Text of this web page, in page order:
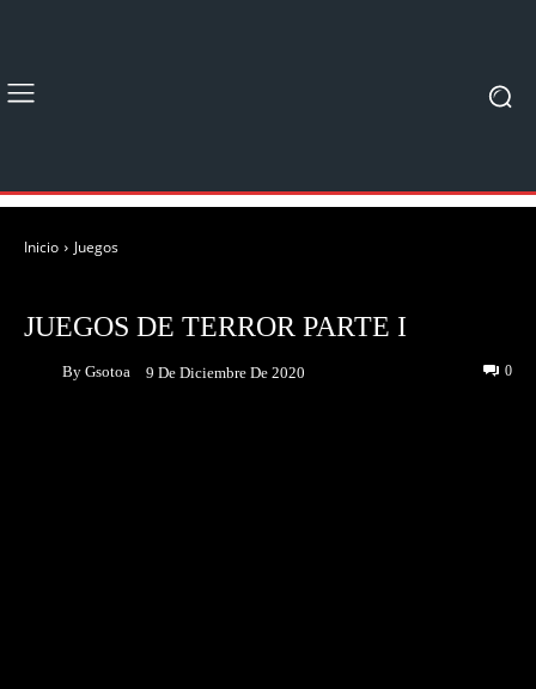
Inicio Juegos
JUEGOS DE TERROR PARTE I
By Gsotoa 9 De Diciembre De 2020 0